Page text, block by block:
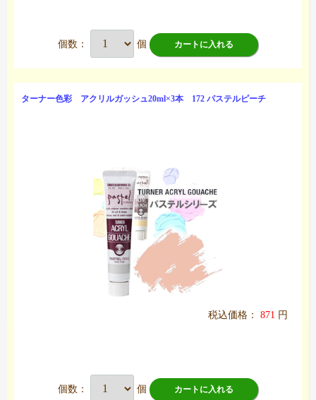
個数： 個 カートに入れる
ターナー色彩 アクリルガッシュ20ml×3本 172 パステルピーチ
税込価格： 871 円
個数： 個 カートに入れる